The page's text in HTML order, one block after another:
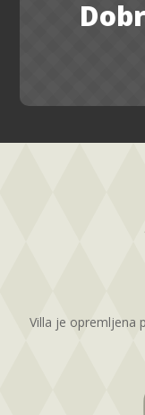
Villa je opremljena